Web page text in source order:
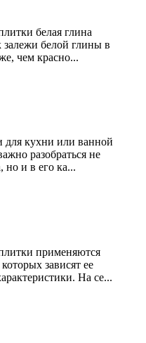
белая глина
залежи белой глины в
чем красно...
для кухни или ванной
разобраться не
но и в его ка...
применяются
зависят ее
На се...